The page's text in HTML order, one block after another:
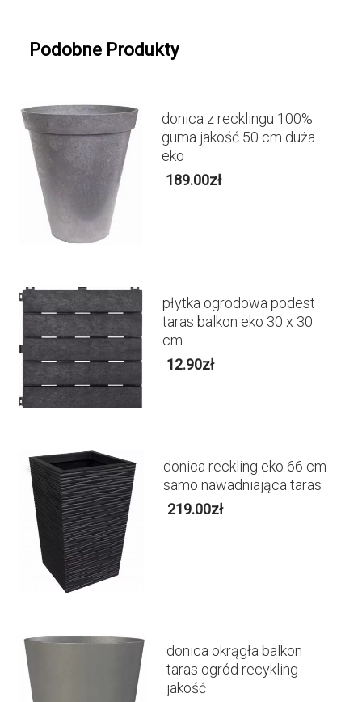
Podobne Produkty
donica z recklingu 100%
guma jakość 50 cm duża
eko
189.00zł
płytka ogrodowa podest
taras balkon eko 30 x 30
cm
12.90zł
donica reckling eko 66 cm
samo nawadniająca taras
219.00zł
donica okrągła balkon
taras ogród recykling
jakość